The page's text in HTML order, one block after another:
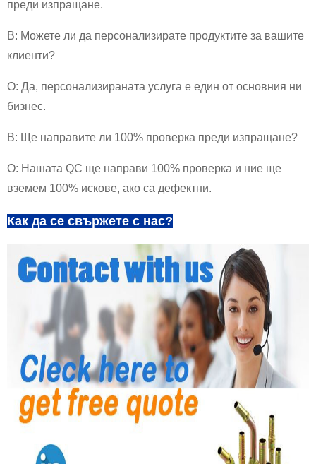
преди изпращане.
В: Можете ли да персонализирате продуктите за вашите
клиенти?
О: Да, персонализираната услуга е един от основния ни
бизнес.
В: Ще направите ли 100% проверка преди изпращане?
О: Нашата QC ще направи 100% проверка и ние ще
вземем 100% искове, ако са дефектни.
Как да се свържете с нас?